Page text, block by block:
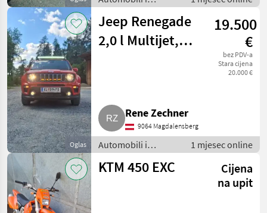
motocikli / Motori
Oglas
Jeep Renegade
2,0 l Multijet,
19.500
€
bez PDV-a
Stara cijena
20.000 €
Rene Zechner
9064 Magdalensberg
Automobili i
motocikli / Motori
1 mjesec online
KTM 450 EXC
Cijena
na upit